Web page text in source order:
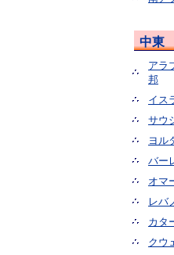
中東
アラ
邦
イス
サウ
ヨル
バー
オマ
レバ
カタ
クウ